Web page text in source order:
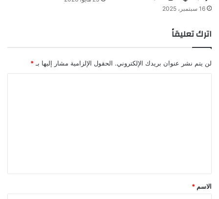
16 سبتمبر، 2025
اترك تعليقاً
لن يتم نشر عنوان بريدك الإلكتروني. الحقول الإلزامية مشار إليها بـ *
*
الاسم *